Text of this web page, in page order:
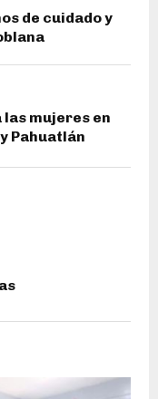
de cuidado y
las mujeres en
Pahuatlán